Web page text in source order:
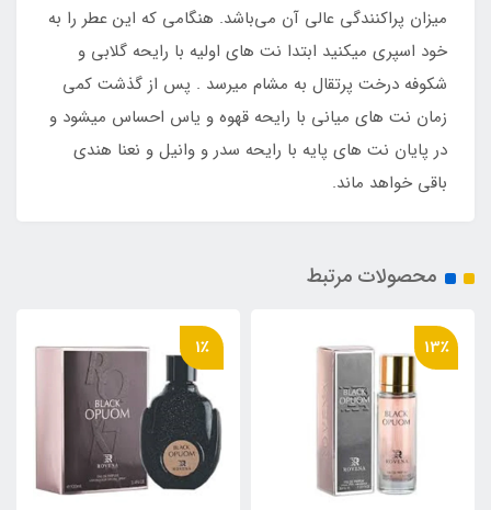
میزان پراکنندگی عالی آن می‌باشد. هنگامی که این عطر را به
خود اسپری میکنید ابتدا نت های اولیه با رایحه گلابی و
شکوفه درخت پرتقال به مشام میرسد . پس از گذشت کمی
زمان نت های میانی با رایحه قهوه و یاس احساس میشود و
در پایان نت های پایه با رایحه سدر و وانیل و نعنا هندی
باقی خواهد ماند.
محصولات مرتبط
1٪ 10٪